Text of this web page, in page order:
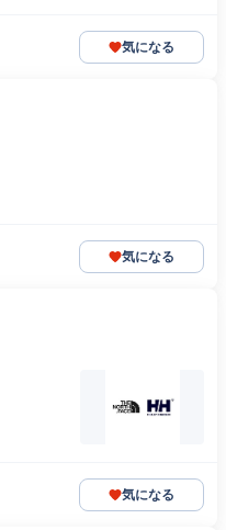
気になる
気になる
気になる